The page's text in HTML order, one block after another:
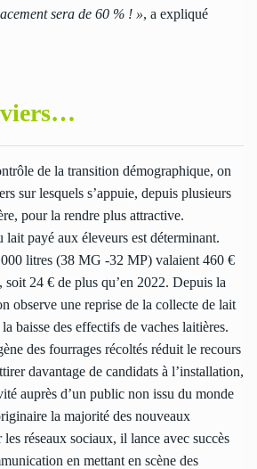
sera de 60 % ! », a expliqué
de la transition démographique, on
sur lesquels s’appuie, depuis plusieurs
pour la rendre plus attractive.
payé aux éleveurs est déterminant.
000 litres (38 MG -32 MP) valaient 460 €
soit 24 € de plus qu’en 2022. Depuis la
observe une reprise de la collecte de lait
baisse des effectifs de vaches laitières.
des fourrages récoltés réduit le recours
davantage de candidats à l’installation,
auprès d’un public non issu du monde
la majorité des nouveaux
réseaux sociaux, il lance avec succès
en mettant en scène des